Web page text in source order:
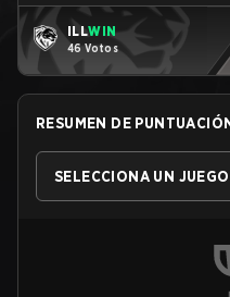
ILLWIN
46 Votos
RESUMEN DE
SELECCIONA UN JUEGO